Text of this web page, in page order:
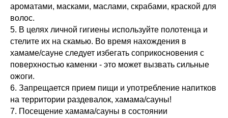
ароматами, масками, маслами, скрабами, краской для
волос.
5. В целях личной гигиены используйте полотенца и
стелите их на скамью. Во время нахождения в
хамаме/сауне следует избегать соприкосновения с
поверхностью каменки - это может вызвать сильные
ожоги.
6. Запрещается прием пищи и употребление напитков
на территории раздевалок, хамама/сауны!
7. Посещение хамама/сауны в состоянии